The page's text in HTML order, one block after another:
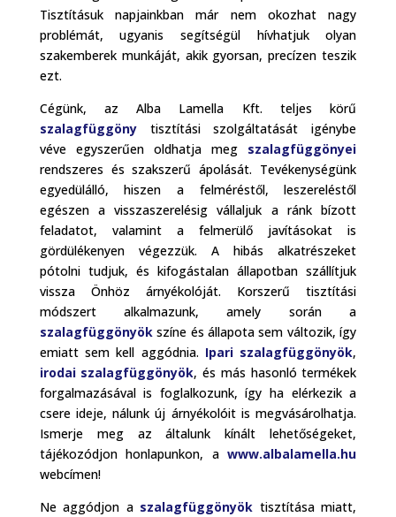
Tisztításuk napjainkban már nem okozhat nagy
problémát, ugyanis segítségül hívhatjuk olyan
szakemberek munkáját, akik gyorsan, precízen teszik
ezt.
Cégünk, az Alba Lamella Kft. teljes körű
szalagfüggönytisztítási szolgáltatását igénybe
véve egyszerűen oldhatja meg szalagfüggönyei
rendszeres és szakszerű ápolását. Tevékenységünk
egyedülálló, hiszen a felméréstől, leszereléstől
egészen a visszaszerelésig vállaljuk a ránk bízott
feladatot, valamint a felmerülő javításokat is
gördülékenyen végezzük. A hibás alkatrészeket
pótolni tudjuk, és kifogástalan állapotban szállítjuk
vissza Önhöz árnyékolóját. Korszerű tisztítási
módszert alkalmazunk, amely során a
szalagfüggönyökszíne és állapota sem változik, így
emiatt sem kell aggódnia. Ipari szalagfüggönyök,
irodai szalagfüggönyök, és más hasonló termékek
forgalmazásával is foglalkozunk, így ha elérkezik a
csere ideje, nálunk új árnyékolóit is megvásárolhatja.
Ismerje meg az általunk kínált lehetőségeket,
tájékozódjon honlapunkon, awww.albalamella.hu
webcímen!
Ne aggódjon a szalagfüggönyök tisztítása miatt,